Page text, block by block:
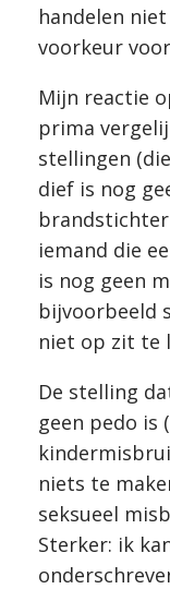
handelen
voorkeur
Mijn reactie
prima
stellingen
dief is nog
iemand die
is nog geen
bijvoorbeeld
niet op zit te
De stelling
geen pedo is
niets te
seksueel
Sterker: ik